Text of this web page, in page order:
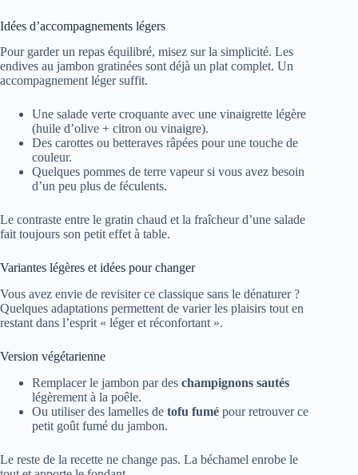
Idées d’accompagnements légers
Pour garder un repas équilibré, misez sur la simplicité. Les
endives au jambon gratinées sont déjà un plat complet. Un
accompagnement léger suffit.
Une salade verte croquante avec une vinaigrette légère
(huile d’olive + citron ou vinaigre).
Des carottes ou betteraves râpées pour une touche de
couleur.
Quelques pommes de terre vapeur si vous avez besoin
d’un peu plus de féculents.
Le contraste entre le gratin chaud et la fraîcheur d’une salade
fait toujours son petit effet à table.
Variantes légères et idées pour changer
Vous avez envie de revisiter ce classique sans le dénaturer ?
Quelques adaptations permettent de varier les plaisirs tout en
restant dans l’esprit « léger et réconfortant ».
Version végétarienne
Remplacer le jambon par des champignons sautés
légèrement à la poêle.
Ou utiliser des lamelles de tofu fumé pour retrouver ce
petit goût fumé du jambon.
Le reste de la recette ne change pas. La béchamel enrobe le